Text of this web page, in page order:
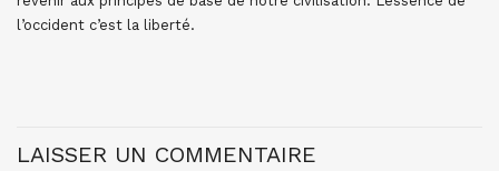
l’occident c’est la liberté.
LAISSER UN COMMENTAIRE